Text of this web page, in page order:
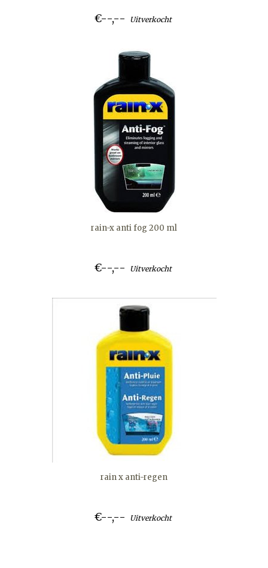
€--,-- Uitverkocht
rain-x anti fog 200 ml
€--,-- Uitverkocht
rain x anti-regen
€--,-- Uitverkocht